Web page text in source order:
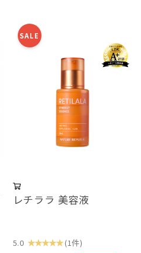
SALE
レチララ 美容液
5.0 ★★★★★(1件)